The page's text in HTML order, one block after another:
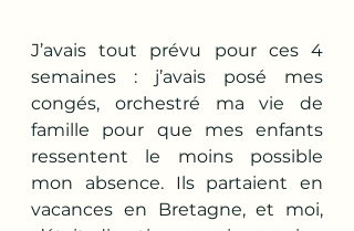
J’avais tout prévu pour ces 4
semaines : j’avais posé mes
congés, orchestré ma vie de
famille pour que mes enfants
ressentent le moins possible
mon absence. Ils partaient en
vacances en Bretagne, et moi,